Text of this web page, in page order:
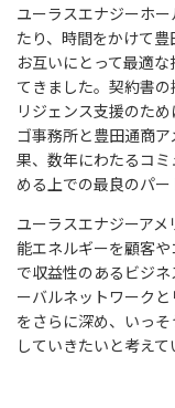
ユーラスエナジーホ
たり、時間をかけて豊
お互いにとって最適
てきました。契約書
リジェンス支援のた
ゴ事務所と豊田通商
果、数年にわたるコ
める上での最良のパー
ユーラスエナジーア
能エネルギーを顧客
で収益性のあるビジ
ーバルネットワーク
をさらに深め、いっ
していきたいと考えて